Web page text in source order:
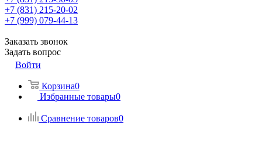
+7 (831) 215-20-02
+7 (999) 079-44-13
Заказать звонок
Задать вопрос
Войти
Корзина0
Избранные товары0
Сравнение товаров0